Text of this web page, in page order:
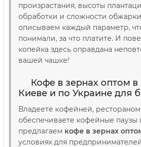
произрастания, высоты
обработки и сложности
описываем каждый параметр,
понимали, за что платите. И
копейка здесь оправдана
вашей чашке!
Кофе в зернах оптом в
Киеве и по Украине для
Владеете кофейней,
обеспечиваете кофейные
предлагаем кофе в зернах
условиях для